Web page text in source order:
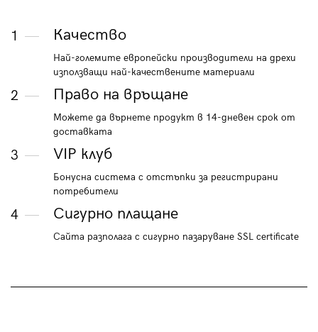
1 Качество
Най-големите европейски производители на дрехи
използващи най-качествените материали
2 Право на връщане
Можете да върнете продукт в 14-дневен срок от
доставката
3 VIP клуб
Бонусна система с отстъпки за регистрирани
потребители
4 Сигурно плащане
Сайта разполага с сигурно пазаруване SSL certificate